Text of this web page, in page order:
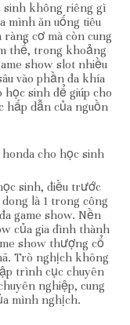
sinh không riêng gì
mình ăn uống tiêu
cơ mà còn cung
thể, trong khoảng
show slot nhiều
vào phần đa khía
sinh để giúp cho
hấp dẫn của nguồn
cho học sinh
sinh, điều trước
là 1 trong công
game show. Nền
của gia đình thành
show thượng cổ
Trò nghịch không
trình cục chuyên
nghiệp, cung
mình nghịch.